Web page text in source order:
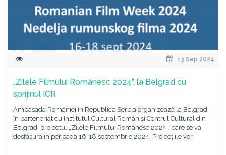
13 Sep 2024
„Zilele Filmului Românesc 2024”, la Belgrad cu
sprijinul ICR
Ambasada României în Republica Serbia organizează la Belgrad,
în parteneriat cu Institutul Cultural Român și Centrul Cultural din
Belgrad, proiectul „Zilele Filmului Românesc 2024”, care se va
desfășura în perioada 16-18 septembrie 2024. Proiecțiile vor